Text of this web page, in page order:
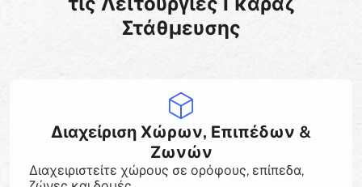
Στάθμευσης
Διαχείριση Χώρων, Επιπέδων &
Ζωνών
Διαχειριστείτε χώρους σε ορόφους, επίπεδα,